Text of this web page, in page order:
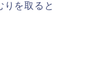
りを取ると